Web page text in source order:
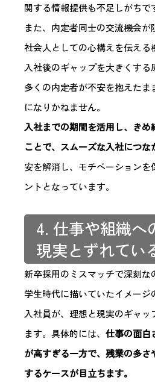
関する情報提供も不足しがちで
また、内定者同士の交流機会が
社会人としての心構えを伝える
入社後のギャップを大きくする
多くの内定者が不安を抱えたま
になりかねません。
入社までの期間を活用し、きめ
ことで、スムーズな入社につな
安を解消し、モチベーションを
ントとなっています。
4. 仕事や組織へ
現実とずれてい
新卒採用のミスマッチで深刻な
学生時代に描いていたイメー
入社員が、理想と現実のギャッ
ます。具体的には、 仕事の面白
が高すぎる一方で、残業の多
するケースが目立ちます。